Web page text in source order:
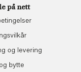
på nett
og levering
bytte